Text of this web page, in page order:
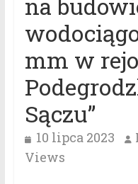
mm w
Sączu”
10 lipca 2023
Views